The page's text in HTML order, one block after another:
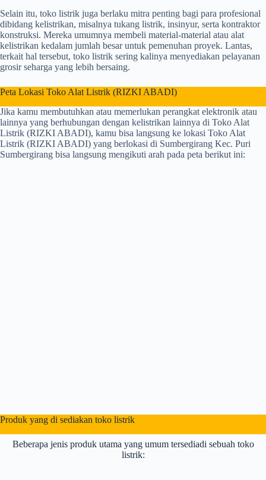
Selain itu, toko listrik juga berlaku mitra penting bagi para profesional
dibidang kelistrikan, misalnya tukang listrik, insinyur, serta kontraktor
konstruksi. Mereka umumnya membeli material-material atau alat
kelistrikan kedalam jumlah besar untuk pemenuhan proyek. Lantas,
terkait hal tersebut, toko listrik sering kalinya menyediakan pelayanan
grosir seharga yang lebih bersaing.
Peta Lokasi Toko Alat Listrik (RIZKI ABADI)
Jika kamu membutuhkan atau memerlukan perangkat elektronik atau
lainnya yang berhubungan dengan kelistrikan lainnya di Toko Alat
Listrik (RIZKI ABADI), kamu bisa langsung ke lokasi Toko Alat
Listrik (RIZKI ABADI) yang berlokasi di Sumbergirang Kec. Puri
Sumbergirang bisa langsung mengikuti arah pada peta berikut ini:
Produk yang di sediakan toko listrik
Beberapa jenis produk utama yang umum tersediadi sebuah toko
listrik: